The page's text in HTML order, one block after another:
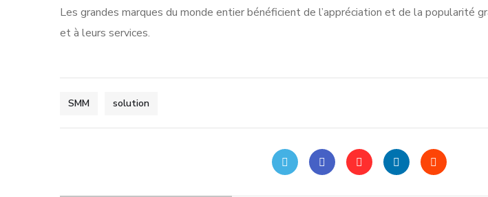
Les grandes marques du monde entier bénéficient de l’appréciation et de la popularité
et à leurs services.
SMM solution